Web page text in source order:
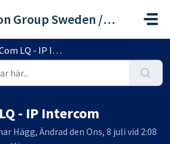
Danmon Group Sweden / Soundware
LQ - IP Intercom
- IP Intercom
Hägg, Ändrad den Ons, 8 juli vid 2:08